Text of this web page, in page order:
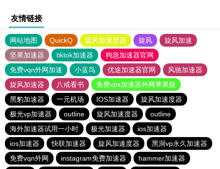
友情链接
网站地图 QuickQ 旋风加速度器 旋风
旋风加速
坚果加速器
tiktok加速器
狗急加速器官网
免费vqn外网加速
小蓝鸟 优途加速器官网
风驰加速器
旋风加速器
八戒看书
免费vps加速器外网苹果版
黑豹加速器
一元机场 IOS加速器
旋风加速度器
极光vp加速器
outline 旋风加速度器
outline
海外加速器试用一小时
极光加速器
ios加速器
ios加速器
快联加速器 旋风加速度器
黑洞vp永久加速器
免费vqn外网
instagram免费加速器
hammer加速器